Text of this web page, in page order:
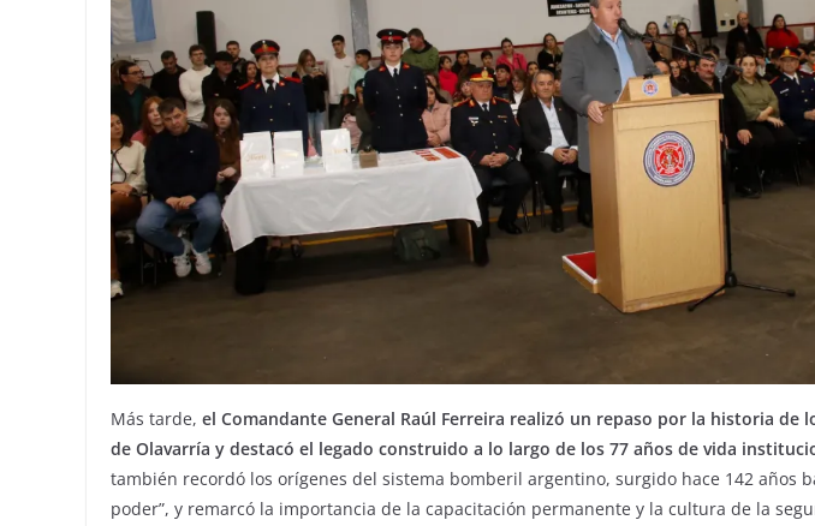
Más tarde, el Comandante General Raúl Ferreira realizó un repaso por la historia de
de Olavarría y destacó el legado construido a lo largo de los 77 años de vida
también recordó los orígenes del sistema bomberil argentino, surgido hace 142 años
poder”, y remarcó la importancia de la capacitación permanente y la cultura de la